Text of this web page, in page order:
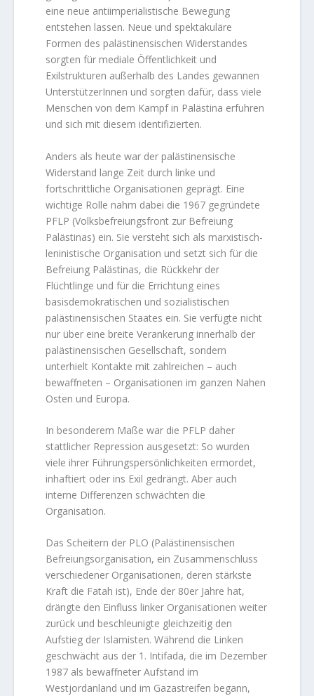
eine neue antiimperialistische Bewegung
entstehen lassen. Neue und spektakuläre
Formen des palästinensischen Widerstandes
sorgten für mediale Öffentlichkeit und
Exilstrukturen außerhalb des Landes gewannen
UnterstützerInnen und sorgten dafür, dass viele
Menschen von dem Kampf in Palästina erfuhren
und sich mit diesem identifizierten.
Anders als heute war der palästinensische
Widerstand lange Zeit durch linke und
fortschrittliche Organisationen geprägt. Eine
wichtige Rolle nahm dabei die 1967 gegründete
PFLP (Volksbefreiungsfront zur Befreiung
Palästinas) ein. Sie versteht sich als marxistisch-
leninistische Organisation und setzt sich für die
Befreiung Palästinas, die Rückkehr der
Flüchtlinge und für die Errichtung eines
basisdemokratischen und sozialistischen
palästinensischen Staates ein. Sie verfügte nicht
nur über eine breite Verankerung innerhalb der
palästinensischen Gesellschaft, sondern
unterhielt Kontakte mit zahlreichen – auch
bewaffneten – Organisationen im ganzen Nahen
Osten und Europa.
In besonderem Maße war die PFLP daher
stattlicher Repression ausgesetzt: So wurden
viele ihrer Führungspersönlichkeiten ermordet,
inhaftiert oder ins Exil gedrängt. Aber auch
interne Differenzen schwächten die
Organisation.
Das Scheitern der PLO (Palästinensischen
Befreiungsorganisation, ein Zusammenschluss
verschiedener Organisationen, deren stärkste
Kraft die Fatah ist), Ende der 80er Jahre hat,
drängte den Einfluss linker Organisationen weiter
zurück und beschleunigte gleichzeitig den
Aufstieg der Islamisten. Während die Linken
geschwächt aus der 1. Intifada, die im Dezember
1987 als bewaffneter Aufstand im
Westjordanland und im Gazastreifen begann,